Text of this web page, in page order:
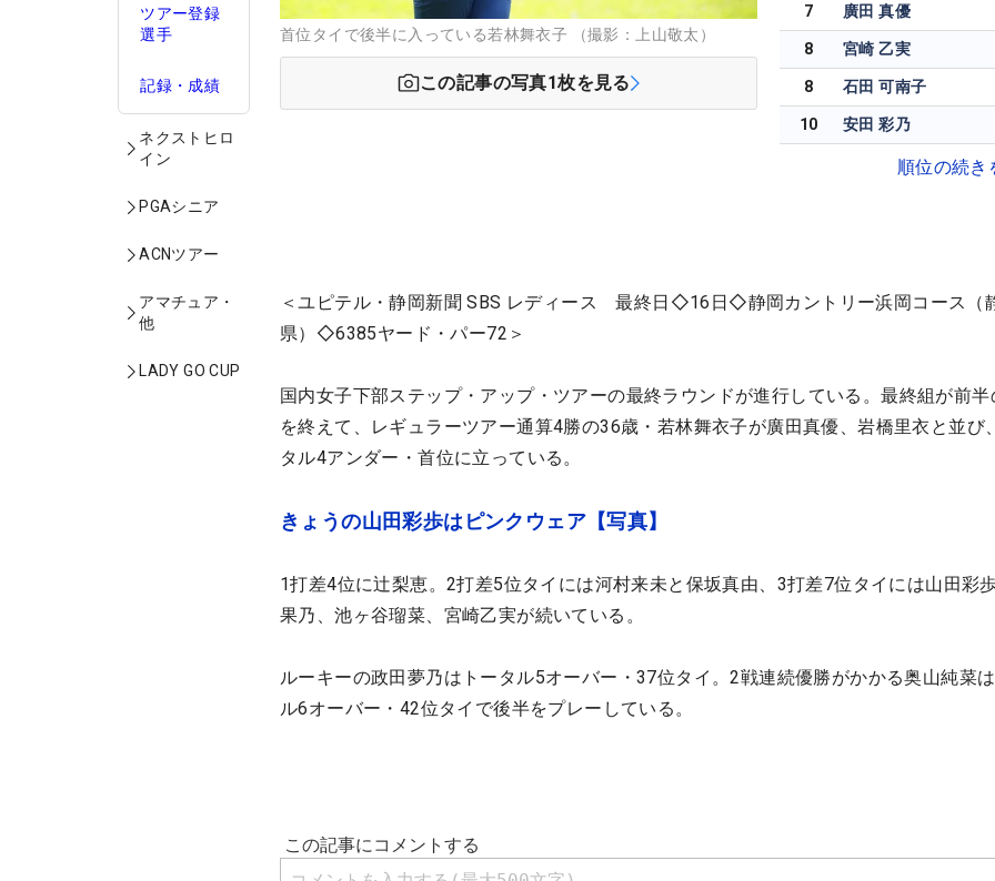
ツアー登録
選手
記録・成績
ネクストヒロ
イン
PGAシニア
ACNツアー
アマチュア・
他
LADY GO CUP
首位タイで後半に入っている若林舞衣子 （撮影：上山敬太）
この記事の写真1枚を見る
7 廣田 真優
8 宮崎 乙実
8 石田 可南子
10 安田 彩乃
順位の続き
＜ユピテル・静岡新聞 SBS レディース 最終日◇16日◇静岡カントリー浜岡コース（
県）◇6385ヤード・パー72＞
国内女子下部ステップ・アップ・ツアーの最終ラウンドが進行している。最終組が前半
を終えて、レギュラーツアー通算4勝の36歳・若林舞衣子が廣田真優、岩橋里衣と並び
タル4アンダー・首位に立っている。
きょうの山田彩歩はピンクウェア【写真】
1打差4位に辻梨恵。2打差5位タイには河村来未と保坂真由、3打差7位タイには山田彩
果乃、池ヶ谷瑠菜、宮崎乙実が続いている。
ルーキーの政田夢乃はトータル5オーバー・37位タイ。2戦連続優勝がかかる奥山純菜
ル6オーバー・42位タイで後半をプレーしている。